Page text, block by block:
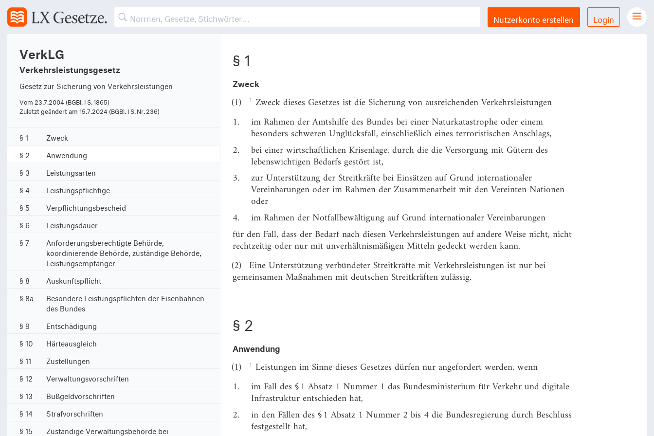
Nutzerkonto erstellen Login
Gesetze Übersicht
Datenschutzerklärung
Allgemeine Geschäftsbedingungen
Impressum
VerkLG
Verkehrsleistungsgesetz
Gesetz zur Sicherung von Verkehrsleistungen
Vom 23.7.2004 (BGBl. I S. 1865)
Zuletzt geändert am 15.7.2024 (BGBl. I S. Nr. 236)
§ 1
Zweck
§ 2
Anwendung
§ 3
Leistungsarten
§ 4
Leistungspflichtige
§ 5
Verpflichtungsbescheid
§ 6
Leistungsdauer
§ 7
Anforderungsberechtigte Behörde,
koordinierende Behörde, zuständige Behörde,
Leistungsempfänger
§ 8
Auskunftspflicht
§ 8a
Besondere Leistungspflichten der Eisenbahnen
des Bundes
§ 9
Entschädigung
§ 10
Härteausgleich
§ 11
Zustellungen
§ 12
Verwaltungsvorschriften
§ 13
Bußgeldvorschriften
§ 14
Strafvorschriften
§ 15
Zuständige Verwaltungsbehörde bei
§ 1
Zweck
(1) 1 Zweck dieses Gesetzes ist die Sicherung von ausreichenden Verkehrsleistungen
1.
im Rahmen der Amtshilfe des Bundes bei einer Naturkatastrophe oder einem
besonders schweren Unglücksfall, einschließlich eines terroristischen Anschlags,
2.
bei einer wirtschaftlichen Krisenlage, durch die die Versorgung mit Gütern des
lebenswichtigen Bedarfs gestört ist,
3.
zur Unterstützung der Streitkräfte bei Einsätzen auf Grund internationaler
Vereinbarungen oder im Rahmen der Zusammenarbeit mit den Vereinten Nationen
oder
4.
im Rahmen der Notfallbewältigung auf Grund internationaler Vereinbarungen
für den Fall, dass der Bedarf nach diesen Verkehrsleistungen auf andere Weise nicht, nicht
rechtzeitig oder nur mit unverhältnismäßigen Mitteln gedeckt werden kann.
(2) Eine Unterstützung verbündeter Streitkräfte mit Verkehrsleistungen ist nur bei
gemeinsamen Maßnahmen mit deutschen Streitkräften zulässig.
§ 2
Anwendung
(1) 1 Leistungen im Sinne dieses Gesetzes dürfen nur angefordert werden, wenn
1.
im Fall des § 1 Absatz 1 Nummer 1 das Bundesministerium für Verkehr und digitale
Infrastruktur entschieden hat,
2.
in den Fällen des § 1 Absatz 1 Nummer 2 bis 4 die Bundesregierung durch Beschluss
festgestellt hat,